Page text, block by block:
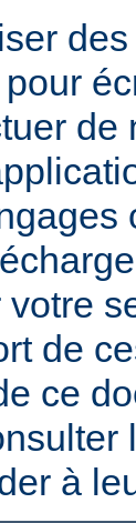
de
ce
à